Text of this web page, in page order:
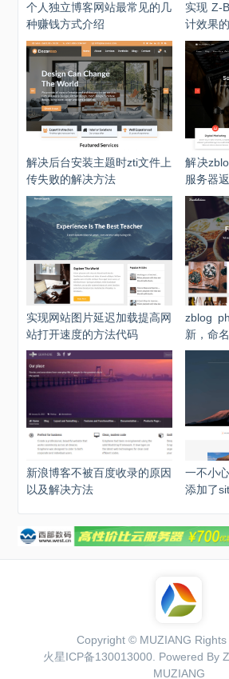
个人独立博客网站最常见的几
种赚钱方式介绍
实现 Z-
计效果
解决后台安装主题时zti文件上
传失败的解决方法
解决
服务器
实现网站图片延迟加载提高网
站打开速度的方法代码
zblog
新，命
新浪博客不被百度收录的原因
以及解决方法
一不小
添加了
Copyright © MUZIANG
火星ICP备130013000. Powered By
MUZIANG